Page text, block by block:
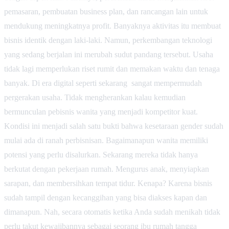
pemasaran, pembuatan business plan, dan rancangan lain untuk
mendukung meningkatnya profit. Banyaknya aktivitas itu membuat
bisnis identik dengan laki-laki. Namun, perkembangan teknologi
yang sedang berjalan ini merubah sudut pandang tersebut. Usaha
tidak lagi memperlukan riset rumit dan memakan waktu dan tenaga
banyak. Di era digital seperti sekarang sangat mempermudah
pergerakan usaha. Tidak mengherankan kalau kemudian
bermunculan pebisnis wanita yang menjadi kompetitor kuat.
Kondisi ini menjadi salah satu bukti bahwa kesetaraan gender sudah
mulai ada di ranah perbisnisan. Bagaimanapun wanita memiliki
potensi yang perlu disalurkan. Sekarang mereka tidak hanya
berkutat dengan pekerjaan rumah. Mengurus anak, menyiapkan
sarapan, dan membersihkan tempat tidur. Kenapa? Karena bisnis
sudah tampil dengan kecanggihan yang bisa diakses kapan dan
dimanapun. Nah, secara otomatis ketika Anda sudah menikah tidak
perlu takut kewajibannya sebagai seorang ibu rumah tangga